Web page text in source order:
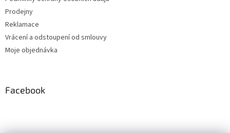
Prodejny
Reklamace
Vrácení a odstoupení od smlouvy
Moje objednávka
Facebook